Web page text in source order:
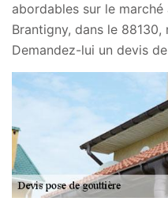
abordables sur le
Brantigny, dans le 88130,
Demandez-lui un devis